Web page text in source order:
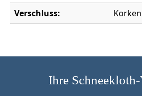
Verschluss:
Korken
Ihre